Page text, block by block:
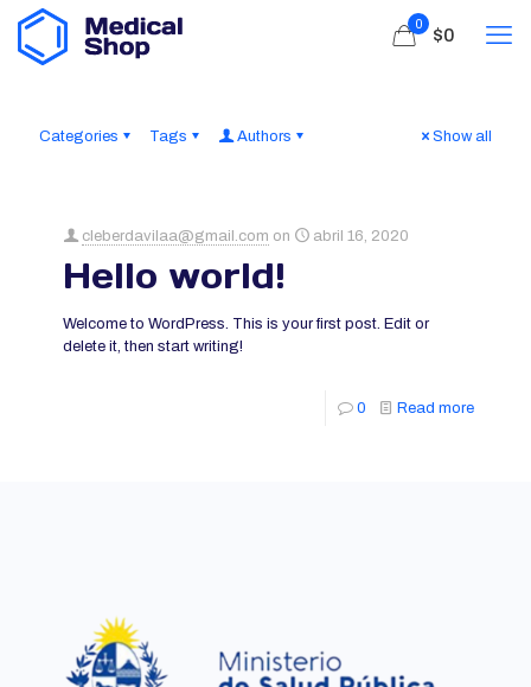
0
$0
Categories Tags Authors Show all
cleberdavilaa@gmail.com on abril 16, 2020
Hello world!
Welcome to WordPress. This is your first post. Edit or
delete it, then start writing!
0 Read more